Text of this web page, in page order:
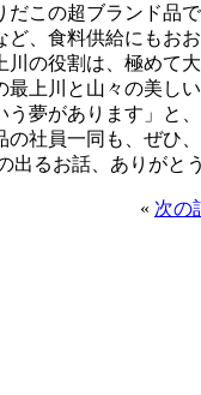
この超ブランド品で
ど、食料供給にもお
の役割は、極めて大
最上川と山々の美
夢があります」と
の社員一同も、ぜひ
るお話、ありがと
« 次の